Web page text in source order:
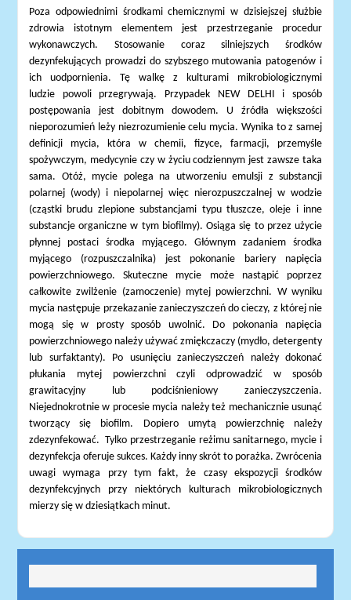
Poza odpowiednimi środkami chemicznymi w dzisiejszej służbie
zdrowia istotnym elementem jest przestrzeganie procedur
wykonawczych. Stosowanie coraz silniejszych środków
dezynfekujących prowadzi do szybszego mutowania patogenów i
ich uodpornienia. Tę walkę z kulturami mikrobiologicznymi
ludzie powoli przegrywają. Przypadek NEW DELHI i sposób
postępowania jest dobitnym dowodem. U źródła większości
nieporozumień leży niezrozumienie celu mycia. Wynika to z samej
definicji mycia, która w chemii, fizyce, farmacji, przemyśle
spożywczym, medycynie czy w życiu codziennym jest zawsze taka
sama. Otóż, mycie polega na utworzeniu emulsji z substancji
polarnej (wody) i niepolarnej więc nierozpuszczalnej w wodzie
(cząstki brudu zlepione substancjami typu tłuszcze, oleje i inne
substancje organiczne w tym biofilmy). Osiąga się to przez użycie
płynnej postaci środka myjącego. Głównym zadaniem środka
myjącego (rozpuszczalnika) jest pokonanie bariery napięcia
powierzchniowego. Skuteczne mycie może nastąpić poprzez
całkowite zwilżenie (zamoczenie) mytej powierzchni. W wyniku
mycia następuje przekazanie zanieczyszczeń do cieczy, z której nie
mogą się w prosty sposób uwolnić. Do pokonania napięcia
powierzchniowego należy używać zmiękczaczy (mydło, detergenty
lub surfaktanty). Po usunięciu zanieczyszczeń należy dokonać
płukania mytej powierzchni czyli odprowadzić w sposób
grawitacyjny lub podciśnieniowy zanieczyszczenia.
Niejednokrotnie w procesie mycia należy też mechanicznie usunąć
tworzący się biofilm. Dopiero umytą powierzchnię należy
zdezynfekować.
Tylko przestrzeganie reżimu sanitarnego, mycie i
dezynfekcja oferuje sukces. Każdy inny skrót to porażka. Zwrócenia
uwagi wymaga przy tym fakt, że czasy ekspozycji środków
dezynfekcyjnych przy niektórych kulturach mikrobiologicznych
mierzy się w dziesiątkach minut.